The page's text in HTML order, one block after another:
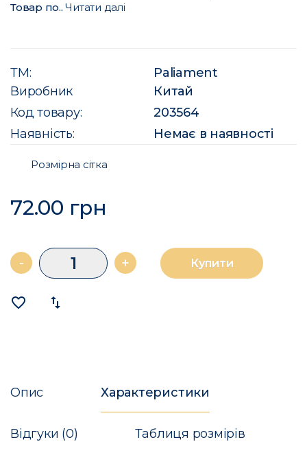
Товар по..Читати далі
ТМ:
Paliament
Виробник
Китай
Код товару:
203564
Наявність:
Немає в наявності
Розмірна сітка
72.00 грн
- + Купити
favorite_border import_export
Опис Характеристики
Відгуки (0) Таблиця розмірів